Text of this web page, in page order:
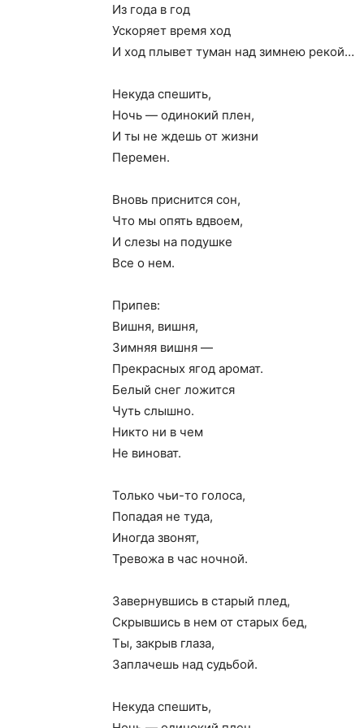
Из года в год
Ускоряет время ход
И ход плывет туман над зимнею рекой…
Некуда спешить,
Ночь — одинокий плен,
И ты не ждешь от жизни
Перемен.
Вновь приснится сон,
Что мы опять вдвоем,
И слезы на подушке
Все о нем.
Припев:
Вишня, вишня,
Зимняя вишня —
Прекрасных ягод аромат.
Белый снег ложится
Чуть слышно.
Никто ни в чем
Не виноват.
Только чьи-то голоса,
Попадая не туда,
Иногда звонят,
Тревожа в час ночной.
Завернувшись в старый плед,
Скрывшись в нем от старых бед,
Ты, закрыв глаза,
Заплачешь над судьбой.
Некуда спешить,